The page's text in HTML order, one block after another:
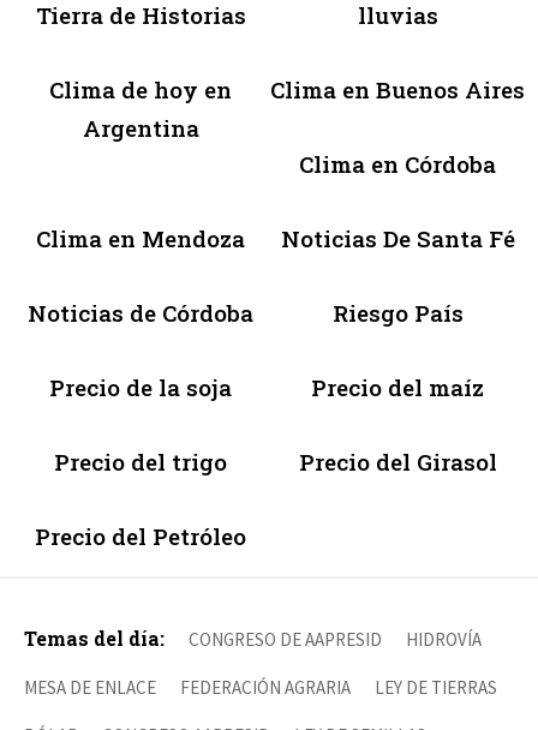
Tierra de Historias lluvias
Clima de hoy en
Argentina
Clima en Buenos Aires
Clima en Córdoba
Clima en Mendoza Noticias De Santa Fé
Noticias de Córdoba Riesgo País
Precio de la soja Precio del maíz
Precio del trigo Precio del Girasol
Precio del Petróleo
Temas del día: CONGRESO DE AAPRESID HIDROVÍA
MESA DE ENLACE FEDERACIÓN AGRARIA LEY DE TIERRAS